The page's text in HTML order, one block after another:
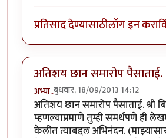
प्रतिसाद देण्यासाठीलॉग इन करा
अतिशय छान समारोप पैसाताई.
अभ्या..बुधवार, 18/09/2013 14:12
अतिशय छान समारोप पैसाताई. श्री
म्हणल्याप्रमाणे तुम्ही समर्थपणे ही
केलीत त्याबद्दल अभिनंदन.